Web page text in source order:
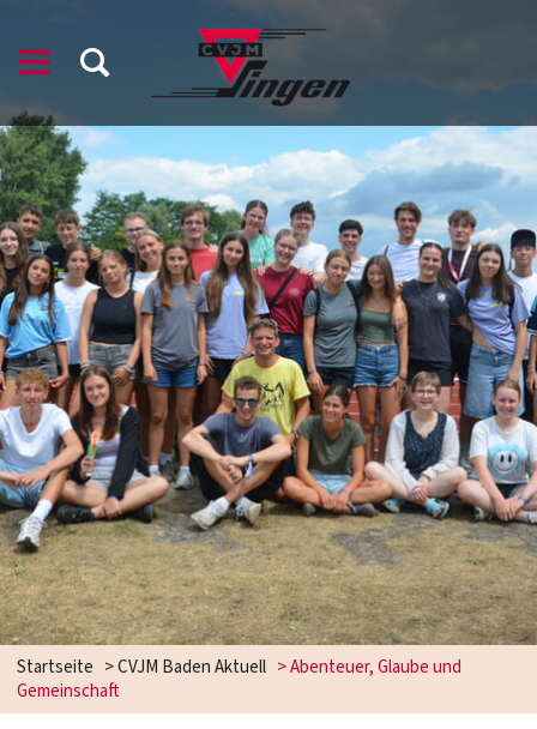
Startseite >CVJM Baden Aktuell >Abenteuer, Glaube und
Gemeinschaft